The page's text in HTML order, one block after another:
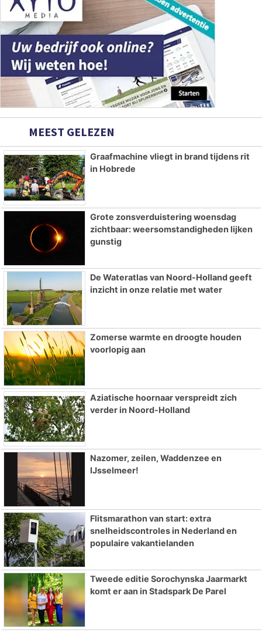
MEEST GELEZEN
Graafmachine vliegt in brand tijdens rit
in Hobrede
Grote zonsverduistering woensdag
zichtbaar: weersomstandigheden lijken
gunstig
De Wateratlas van Noord-Holland geeft
inzicht in onze relatie met water
Zomerse warmte en droogte houden
voorlopig aan
Aziatische hoornaar verspreidt zich
verder in Noord-Holland
Nazomer, zeilen, Waddenzee en
IJsselmeer!
Flitsmarathon van start: extra
snelheidscontroles in Nederland en
populaire vakantielanden
Tweede editie Sorochynska Jaarmarkt
komt er aan in Stadspark De Parel